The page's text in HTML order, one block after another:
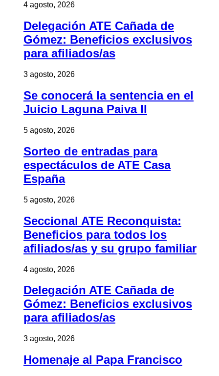
4 agosto, 2026
Delegación ATE Cañada de
Gómez: Beneficios exclusivos
para afiliados/as
3 agosto, 2026
Se conocerá la sentencia en el
Juicio Laguna Paiva II
5 agosto, 2026
Sorteo de entradas para
espectáculos de ATE Casa
España
5 agosto, 2026
Seccional ATE Reconquista:
Beneficios para todos los
afiliados/as y su grupo familiar
4 agosto, 2026
Delegación ATE Cañada de
Gómez: Beneficios exclusivos
para afiliados/as
3 agosto, 2026
Homenaje al Papa Francisco